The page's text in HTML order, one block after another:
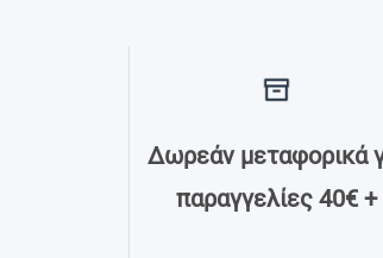
Δωρεάν μεταφορικά
παραγγελίες 40€ +